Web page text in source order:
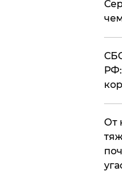
От